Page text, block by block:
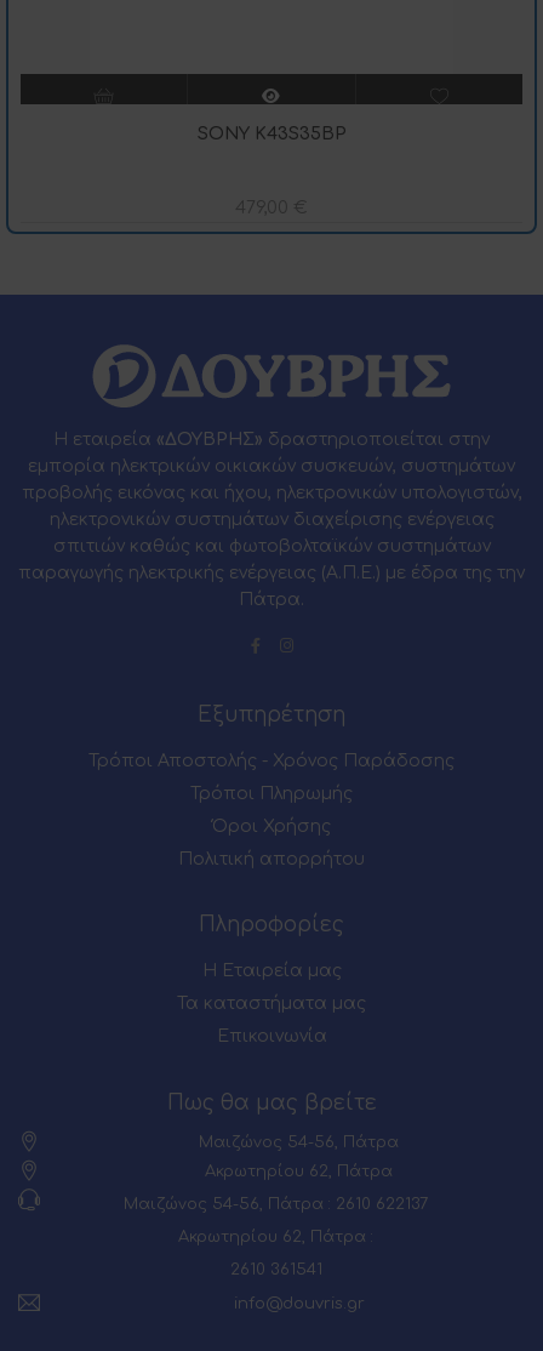
SONY K43S35BP
479,00 €
Η εταιρεία «ΔΟΥΒΡΗΣ» δραστηριοποιείται στην
εμπορία ηλεκτρικών οικιακών συσκευών, συστημάτων
προβολής εικόνας και ήχου, ηλεκτρονικών υπολογιστών,
ηλεκτρονικών συστημάτων διαχείρισης ενέργειας
σπιτιών καθώς και φωτοβολταϊκών συστημάτων
παραγωγής ηλεκτρικής ενέργειας (Α.Π.Ε.) με έδρα της την
Πάτρα.
Εξυπηρέτηση
Τρόποι Αποστολής - Χρόνος Παράδοσης
Τρόποι Πληρωμής
Όροι Χρήσης
Πολιτική απορρήτου
Πληροφορίες
Η Εταιρεία μας
Τα καταστήματα μας
Επικοινωνία
Πως θα μας βρείτε
Μαιζώνος 54-56, Πάτρα
Ακρωτηρίου 62, Πάτρα
Μαιζώνος 54-56, Πάτρα : 2610 622137
Ακρωτηρίου 62, Πάτρα :
2610 361541
info@douvris.gr